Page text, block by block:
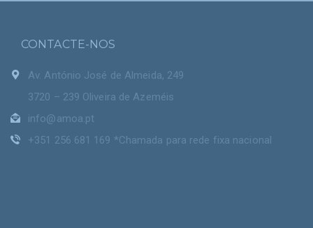
CONTACTE-NOS
Av. António José de Almeida, 249
3720 – 239 Oliveira de Azeméis
info@amoa.pt
+351 256 681 169 *Chamada para rede fixa nacional